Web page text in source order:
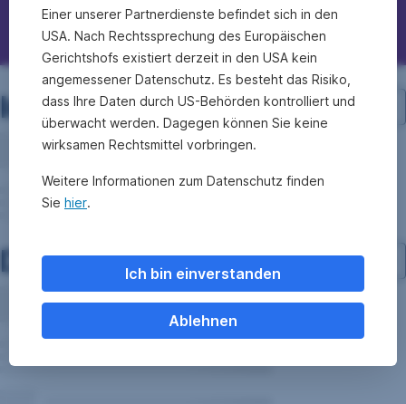
Fragen, Ideen, Anregungen?
Investment-Struktur
Dokumente
Einer unserer Partnerdienste befindet sich in den
USA. Nach Rechtssprechung des Europäischen
Gerichtshofs existiert derzeit in den USA kein
angemessener Datenschutz. Es besteht das Risiko,
dass Ihre Daten durch US-Behörden kontrolliert und
überwacht werden. Dagegen können Sie keine
wirksamen Rechtsmittel vorbringen.
Weitere Informationen zum Datenschutz finden
Sie hier.
Ich bin einverstanden
Ablehnen